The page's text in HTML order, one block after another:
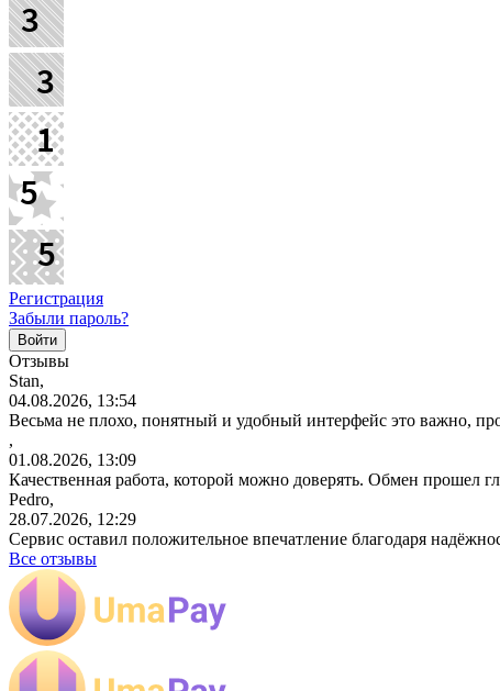
Регистрация
Забыли пароль?
Отзывы
Stan,
04.08.2026, 13:54
Весьма не плохо, понятный и удобный интерфейс это важно,
,
01.08.2026, 13:09
Качественная работа, которой можно доверять. Обмен прошел
Pedro,
28.07.2026, 12:29
Сервис оставил положительное впечатление благодаря
Все отзывы